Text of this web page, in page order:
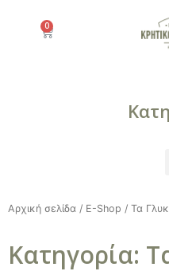
Αρχική σελίδα / E-Shop / Τα
Κατηγορία: